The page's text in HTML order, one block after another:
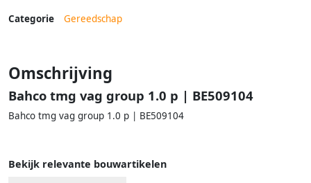
Categorie Gereedschap
Omschrijving
Bahco tmg vag group 1.0 p | BE509104
Bahco tmg vag group 1.0 p | BE509104
Bekijk relevante bouwartikelen